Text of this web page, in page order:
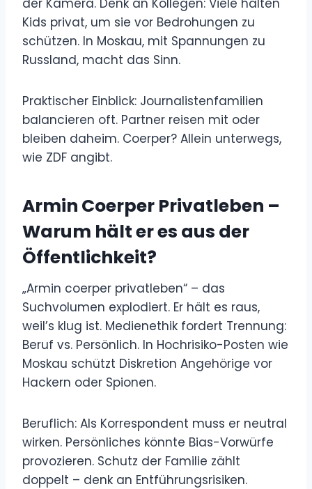
Kids privat, um sie vor Bedrohungen zu
schützen. In Moskau, mit Spannungen zu
Russland, macht das Sinn.
Praktischer Einblick: Journalistenfamilien
balancieren oft. Partner reisen mit oder
bleiben daheim. Coerper? Allein unterwegs,
wie ZDF angibt.
Armin Coerper Privatleben –
Warum hält er es aus der
Öffentlichkeit?
„Armin coerper privatleben“ – das
Suchvolumen explodiert. Er hält es raus,
weil’s klug ist. Medienethik fordert Trennung:
Beruf vs. Persönlich. In Hochrisiko-Posten wie
Moskau schützt Diskretion Angehörige vor
Hackern oder Spionen.
Beruflich: Als Korrespondent muss er neutral
wirken. Persönliches könnte Bias-Vorwürfe
provozieren. Schutz der Familie zählt
doppelt – denk an Entführungsrisiken.